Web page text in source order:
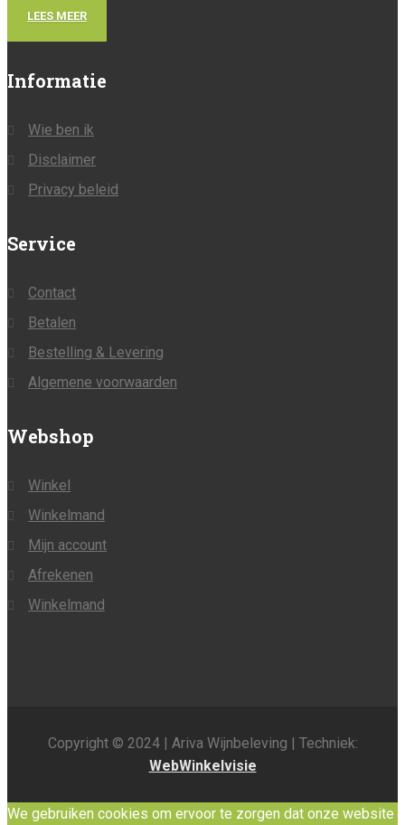
LEES MEER
Informatie
Wie ben ik
Disclaimer
Privacy beleid
Service
Contact
Betalen
Bestelling & Levering
Algemene voorwaarden
Webshop
Winkel
Winkelmand
Mijn account
Afrekenen
Winkelmand
Copyright © 2024 | Ariva Wijnbeleving | Techniek:
WebWinkelvisie
We gebruiken cookies om ervoor te zorgen dat onze website